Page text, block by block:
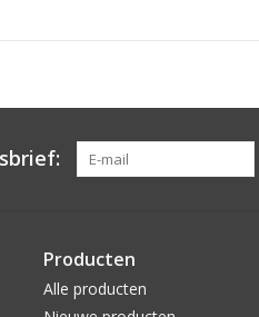
Producten
Alle producten